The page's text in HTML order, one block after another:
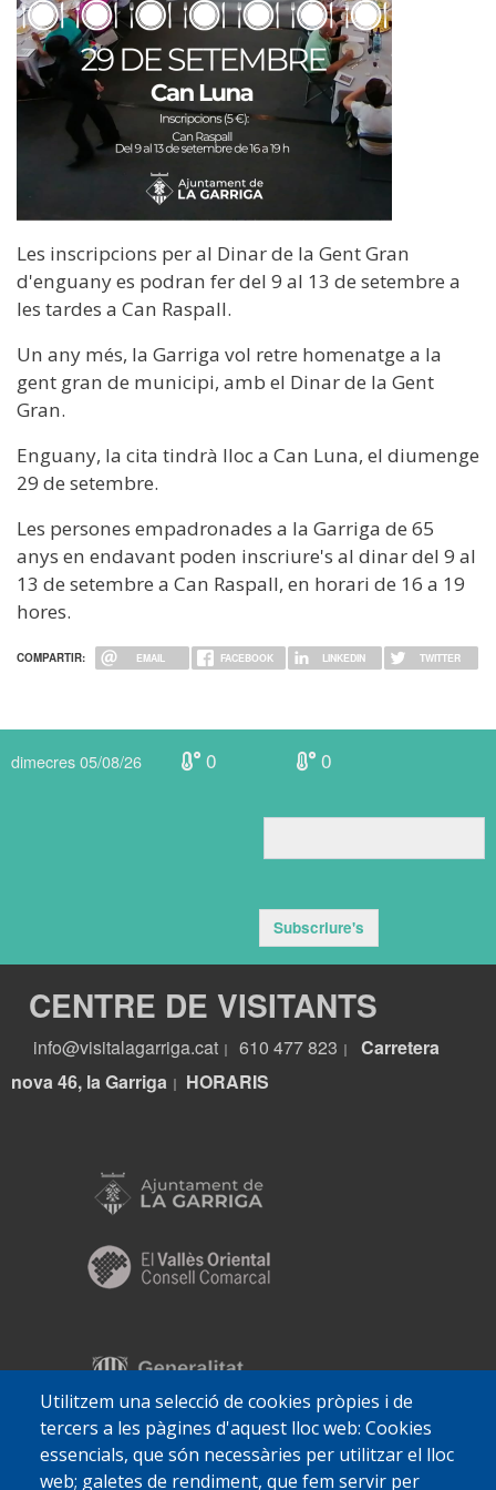
Les inscripcions per al Dinar de la Gent Gran
d'enguany es podran fer del 9 al 13 de setembre a
les tardes a Can Raspall.
Un any més, la Garriga vol retre homenatge a la
gent gran de municipi, amb el Dinar de la Gent
Gran.
Enguany, la cita tindrà lloc a Can Luna, el diumenge
29 de setembre.
Les persones empadronades a la Garriga de 65
anys en endavant poden inscriure's al dinar del 9 al
13 de setembre a Can Raspall, en horari de 16 a 19
hores.
COMPARTIR: EMAIL FACEBOOK LINKEDIN TWITTER
Utilitzem una selecció de cookies pròpies i de
tercers a les pàgines d'aquest lloc web: Cookies
essencials, que són necessàries per utilitzar el lloc
web; galetes de rendiment, que fem servir per
dimecres 05/08/26 0 0
Subscriure's
CENTRE DE VISITANTS
info@visitalagarriga.cat 610 477 823
Carretera
nova 46, la Garriga
HORARIS